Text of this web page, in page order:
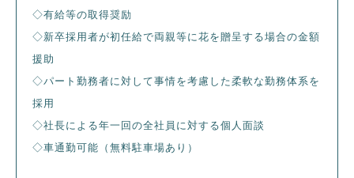
◇有給等の取得奨励
◇新卒採用者が初任給で両親等に花を贈呈する場合の金額
援助
◇パート勤務者に対して事情を考慮した柔軟な勤務体系を
採用
◇社長による年一回の全社員に対する個人面談
◇車通勤可能（無料駐車場あり）